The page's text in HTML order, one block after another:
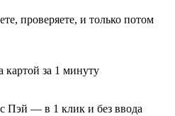
проверяете, и только потом
картой за 1 минуту
Пэй — в 1 клик и без ввода